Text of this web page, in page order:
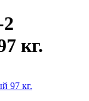
кг.